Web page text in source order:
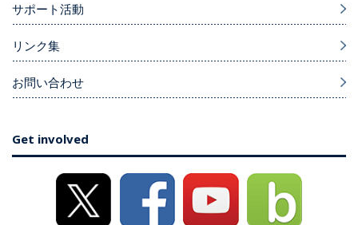
サポート活動
リンク集
お問い合わせ
Get involved